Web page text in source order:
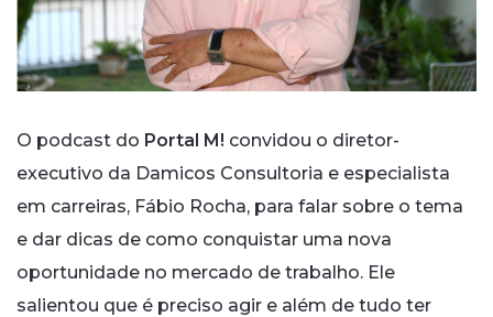
O podcast do Portal M! convidou o diretor-
executivo da Damicos Consultoria e especialista
em carreiras, Fábio Rocha, para falar sobre o tema
e dar dicas de como conquistar uma nova
oportunidade no mercado de trabalho. Ele
salientou que é preciso agir e além de tudo ter